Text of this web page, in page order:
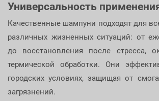
Универсальность
Качественные шампуни подходят для
различных жизненных ситуаций: от
до восстановления после стресса,
термической обработки. Они
городских условиях, защищая от
загрязнений.